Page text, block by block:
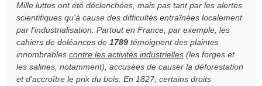
a
g
e
n
n
l
u
Mille luttes ont été déclenchées, mais pas tant par les alertes
scientifiques qu'à cause des difficultés entraînées localement
par l'industrialisation. Partout en France, par exemple, les
cahiers de doléances de 1789 témoignent des plaintes
innombrables contre les activités industrielles (les forges et
les salines, notamment), accusées de causer la déforestation
et d'accroître le prix du bois. En 1827, certains droits